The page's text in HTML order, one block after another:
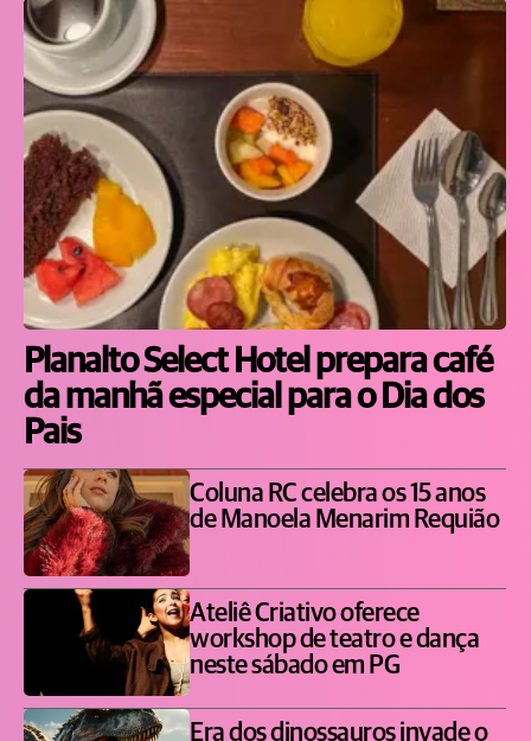
Planalto Select Hotel prepara café
da manhã especial para o Dia dos
Pais
Coluna RC celebra os 15 anos
de Manoela Menarim Requião
Ateliê Criativo oferece
workshop de teatro e dança
neste sábado em PG
Era dos dinossauros invade o